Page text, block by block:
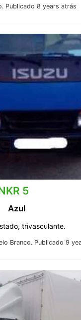
Publicado 8 years atrás
5
Branco. Publicado 9
Azul
trivasculante.